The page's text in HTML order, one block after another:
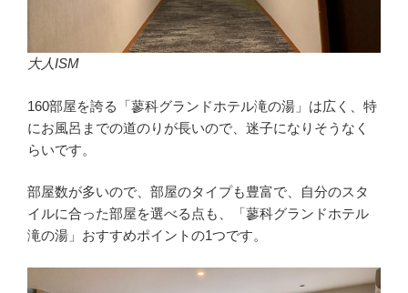
大人ISM
160部屋を誇る「蓼科グランドホテル滝の湯」は広く、特
にお風呂までの道のりが長いので、迷子になりそうなく
らいです。
部屋数が多いので、部屋のタイプも豊富で、自分のスタ
イルに合った部屋を選べる点も、「蓼科グランドホテル
滝の湯」おすすめポイントの1つです。